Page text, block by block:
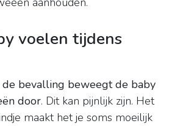
voelen tijdens
de bevalling beweegt de baby
door. Dit kan pijnlijk zijn. Het
maakt het je soms moeilijk